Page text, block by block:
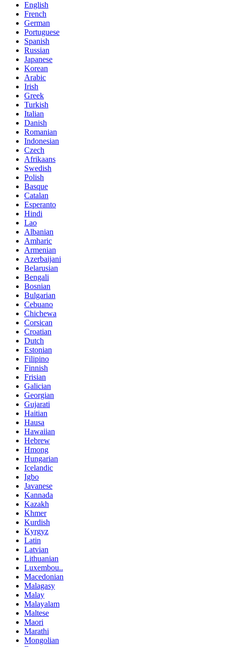
English
French
German
Portuguese
Spanish
Russian
Japanese
Korean
Arabic
Irish
Greek
Turkish
Italian
Danish
Romanian
Indonesian
Czech
Afrikaans
Swedish
Polish
Basque
Catalan
Esperanto
Hindi
Lao
Albanian
Amharic
Armenian
Azerbaijani
Belarusian
Bengali
Bosnian
Bulgarian
Cebuano
Chichewa
Corsican
Croatian
Dutch
Estonian
Filipino
Finnish
Frisian
Galician
Georgian
Gujarati
Haitian
Hausa
Hawaiian
Hebrew
Hmong
Hungarian
Icelandic
Igbo
Javanese
Kannada
Kazakh
Khmer
Kurdish
Kyrgyz
Latin
Latvian
Lithuanian
Luxembou..
Macedonian
Malagasy
Malay
Malayalam
Maltese
Maori
Marathi
Mongolian